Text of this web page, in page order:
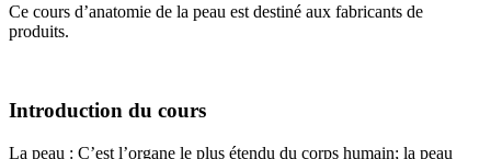
Ce cours d’anatomie de la peau est destiné aux fabricants de
produits.
Introduction du cours
La peau : C’est l’organe le plus étendu du corps humain; la peau